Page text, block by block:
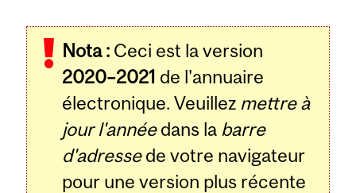
Nota : Ceci est la version
2020–2021 de l'annuaire
électronique. Veuillez mettre à
jour l'annéedans la barre
d'adressede votre navigateur
pour une version plus récente
Related
Content